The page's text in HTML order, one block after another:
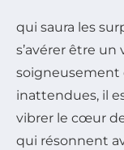
qui saura les
s’avérer être un
soigneusement
inattendues, il
vibrer le cœur
qui résonnent